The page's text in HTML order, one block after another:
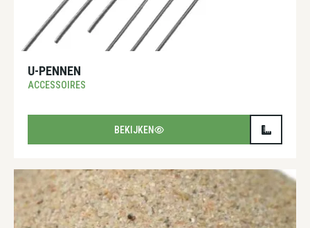
U-PENNEN
ACCESSOIRES
BEKIJKEN